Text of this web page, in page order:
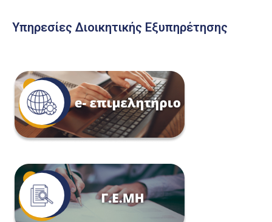
Υπηρεσίες Διοικητικής Εξυπηρέτησης